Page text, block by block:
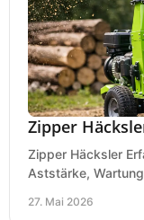
Zipper
Zipper Häcksler
Aststärke,
27. Mai 2026